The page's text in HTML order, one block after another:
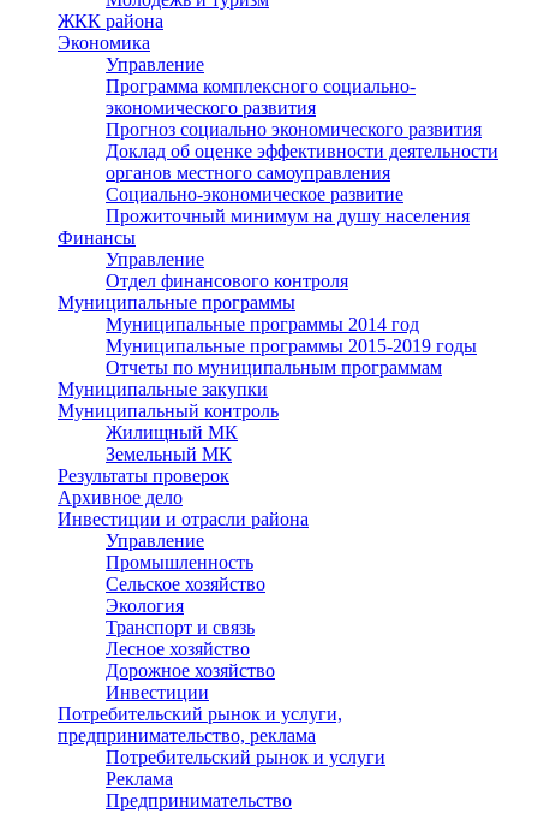
ЖКК района
Экономика
Управление
Программа комплексного социально-
экономического развития
Прогноз социально экономического развития
Доклад об оценке эффективности деятельности
органов местного самоуправления
Социально-экономическое развитие
Прожиточный минимум на душу населения
Финансы
Управление
Отдел финансового контроля
Муниципальные программы
Муниципальные программы 2014 год
Муниципальные программы 2015-2019 годы
Отчеты по муниципальным программам
Муниципальные закупки
Муниципальный контроль
Жилищный МК
Земельный МК
Результаты проверок
Архивное дело
Инвестиции и отрасли района
Управление
Промышленность
Сельское хозяйство
Экология
Транспорт и связь
Лесное хозяйство
Дорожное хозяйство
Инвестиции
Потребительский рынок и услуги,
предпринимательство, реклама
Потребительский рынок и услуги
Реклама
Предпринимательство